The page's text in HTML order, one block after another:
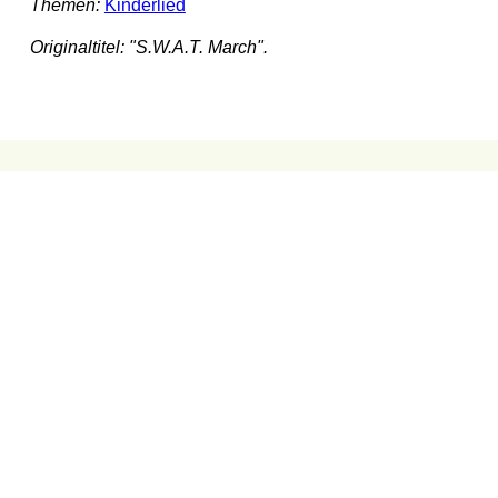
Themen: Kinderlied
Originaltitel: "S.W.A.T. March".